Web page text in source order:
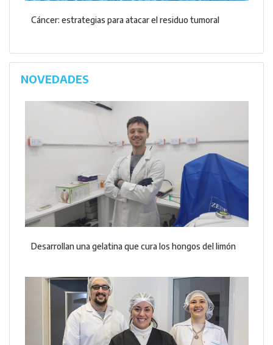
Cáncer: estrategias para atacar el residuo tumoral
NOVEDADES
Desarrollan una gelatina que cura los hongos del limón